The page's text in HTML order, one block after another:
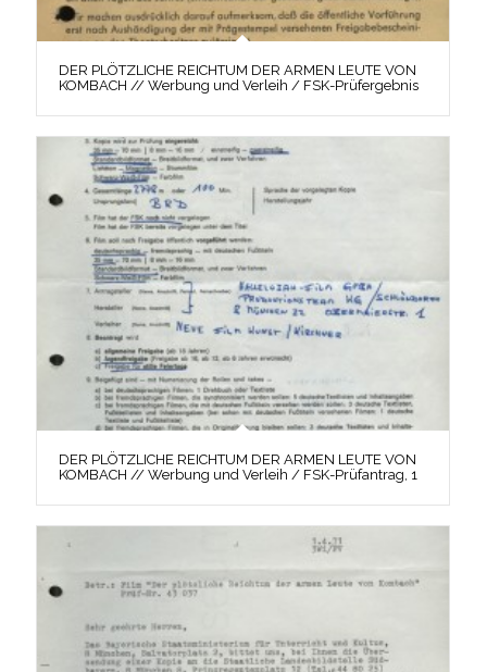
DER PLÖTZLICHE REICHTUM DER ARMEN LEUTE VON
KOMBACH // Werbung und Verleih / FSK-Prüfergebnis
DER PLÖTZLICHE REICHTUM DER ARMEN LEUTE VON
KOMBACH // Werbung und Verleih / FSK-Prüfantrag, 1